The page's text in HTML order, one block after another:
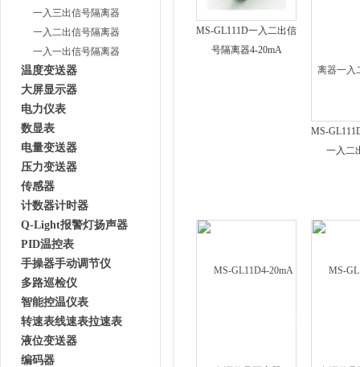
一入三出信号隔离器
一入二出信号隔离器
一入一出信号隔离器
温度变送器
大屏显示器
电力仪表
数显表
电量变送器
压力变送器
传感器
计数器计时器
Q-Light报警灯扬声器
PID温控表
手操器手动调节仪
多路巡检仪
智能控温仪表
转速表线速表拉速表
液位变送器
编码器
MS-GL111D一入二出信
号隔离器4-20mA
MS-
一入二